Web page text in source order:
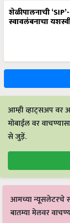
शेळीपालनाची
स्वावलंबनाचा
आम्ही व्हाट्सअप वर
मोबाईल वर
से जुड़ें.
आमच्या न्यूसलेटरचे
बातम्या मेलवर